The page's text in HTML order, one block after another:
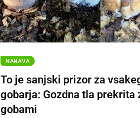
NARAVA
To je sanjski prizor za
gobarja: Gozdna tla prekrita
gobami